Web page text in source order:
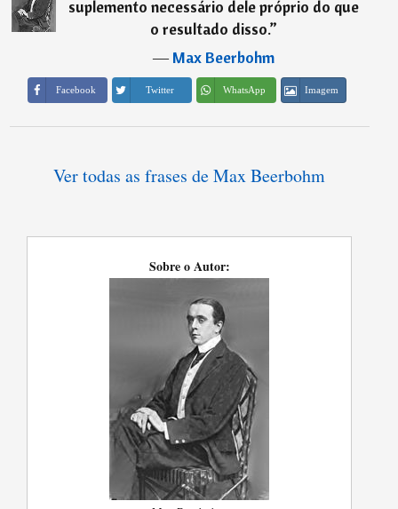
suplemento necessário dele próprio do que
o resultado disso.”
―Max Beerbohm
Facebook Twitter WhatsApp Imagem
Ver todas as frases de Max Beerbohm
Sobre o Autor: